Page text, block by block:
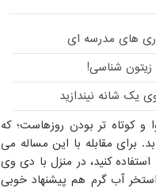
های مدرسه ای
شناسی!
یک شانه نیندازید
کوتاه تر بودن روزهاست؛ که
برای مقابله با این مساله می
استفاده کنید، در منزل با دی وی
آب گرم هم پیشنهاد خوبی